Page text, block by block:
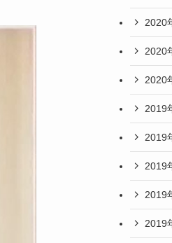
2020
2020
2020
2019
2019
2019
2019
2019